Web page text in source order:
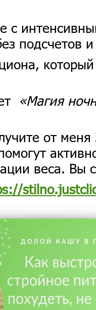
с
подсчетов
«Магия
от
веса. Вы